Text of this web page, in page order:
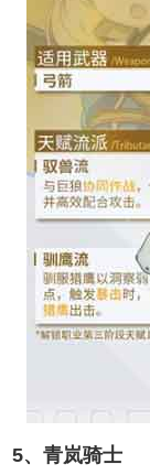
5、青岚骑士